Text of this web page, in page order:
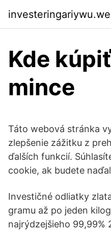
Kde
mince
Táto webová stránka
zlepšenie zážitku z
ďalších funkcií.
cookie, ak budete
Investičné odliatky
gramu až po jeden
najrýdzejšieho 99,99%